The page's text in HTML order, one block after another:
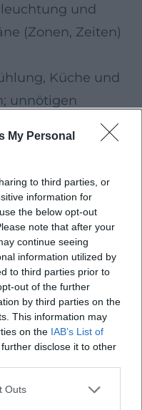
My Personal
to third parties, or
information for
the below opt-out
note that after your
continue seeing
information utilized by
to third parties prior to
out of the further
by third parties on the
This information may
on the IAB’s List of
disclose it to other
Outs
und
(Zonen, Zeiten)
Küche und
unnötigen
planen:Digitale
Druck nur, wenn
Modulare
sie bei
werden